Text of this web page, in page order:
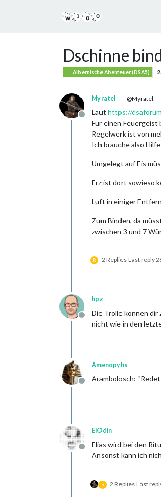
Dschinne
Albernische Abenteuer (DSA5)
Offline
Myratel @Myratel
Laut https://
Für einen Feuergeist
Regelwerk ist von
Ich brauche also
Umgelegt auf Eis
Erz ist dort sowieso
Luft in einiger
Zum Binden, da
zwischen 3 und 7
R 2 Replies Last reply
Offline
hpz
Die Trolle können dir
nicht wie in den
Offline
Amenopyhs
Arambolosch:
Offline
ElOdin
Elias wird bei den
Ansonst kann ich
R 2 Replies Last